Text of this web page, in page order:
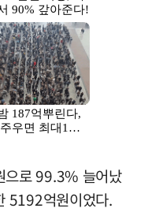
으로 99.3% 늘어났
5192억원이었다.